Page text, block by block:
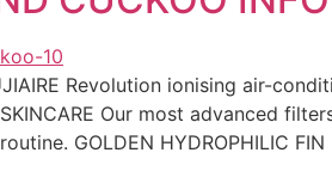
Revolution ionising air-
SKINCARE Our most advanced
GOLDEN HYDROPHILIC